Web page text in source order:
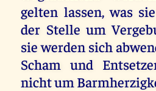
gelten lassen, was
der Stelle um
sie werden sich
Scham und
nicht um